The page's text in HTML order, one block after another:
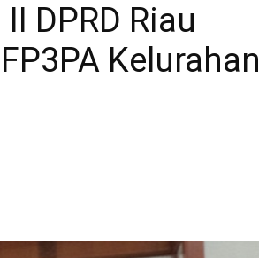
DPRD Riau
Kelurahan